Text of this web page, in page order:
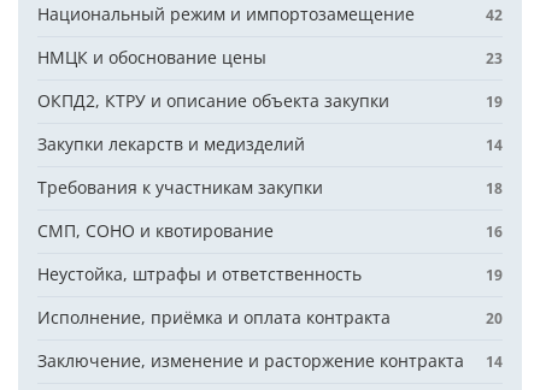
Национальный режим и импортозамещение 42
НМЦК и обоснование цены 23
ОКПД2, КТРУ и описание объекта закупки 19
Закупки лекарств и медизделий 14
Требования к участникам закупки 18
СМП, СОНО и квотирование 16
Неустойка, штрафы и ответственность 19
Исполнение, приёмка и оплата контракта 20
Заключение, изменение и расторжение контракта 14